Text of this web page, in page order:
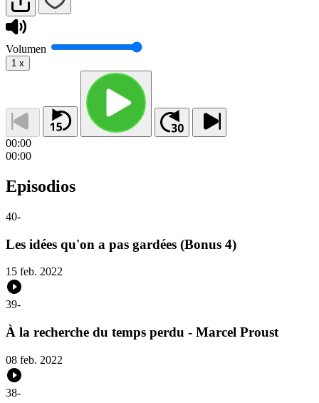
Volumen
1 x
00:00
00:00
Episodios
40-
Les idées qu'on a pas gardées (Bonus 4)
15 feb. 2022
39-
À la recherche du temps perdu - Marcel Proust
08 feb. 2022
38-